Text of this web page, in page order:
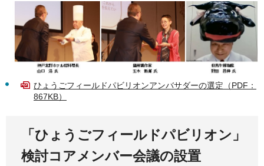
ひょうごフィールドパビリオンアンバサダーの選定（PDF：
867KB）
「ひょうごフィールドパビリオン」
検討コアメンバー会議の設置